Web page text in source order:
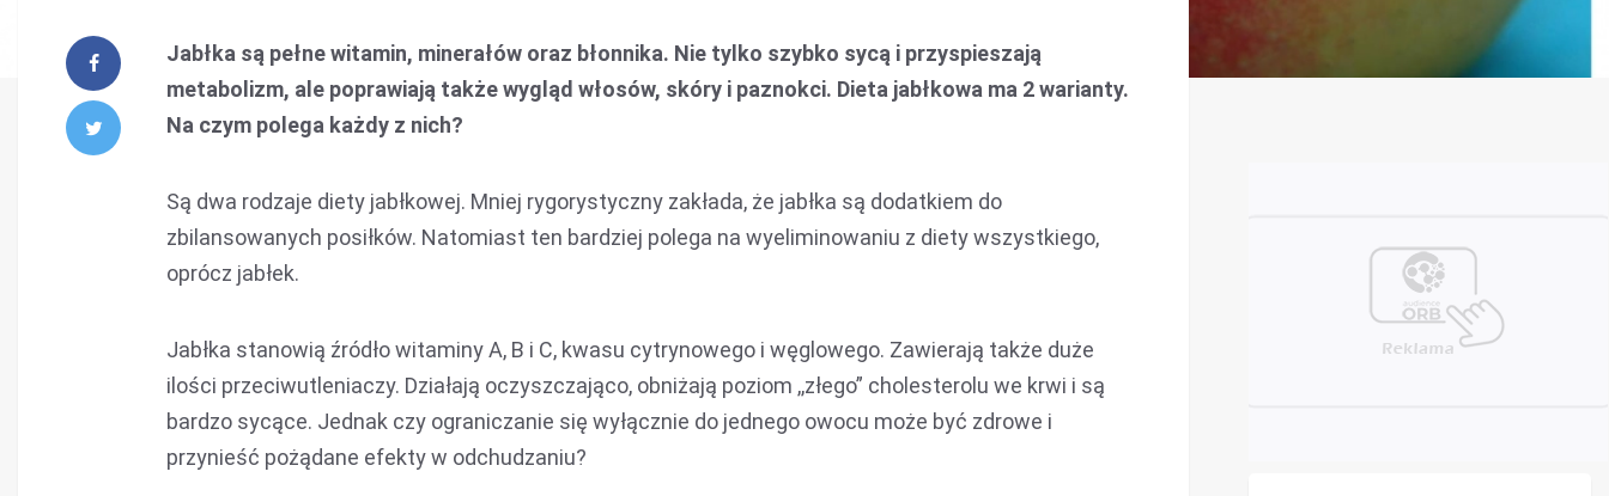
Jabłka są pełne witamin, minerałów oraz błonnika. Nie tylko szybko sycą i przyspieszają
metabolizm, ale poprawiają także wygląd włosów, skóry i paznokci. Dieta jabłkowa ma 2 warianty.
Na czym polega każdy z nich?
Są dwa rodzaje diety jabłkowej. Mniej rygorystyczny zakłada, że jabłka są dodatkiem do
zbilansowanych posiłków. Natomiast ten bardziej polega na wyeliminowaniu z diety wszystkiego,
oprócz jabłek.
Jabłka stanowią źródło witaminy A, B i C, kwasu cytrynowego i węglowego. Zawierają także duże
ilości przeciwutleniaczy. Działają oczyszczająco, obniżają poziom ,,złego” cholesterolu we krwi i są
bardzo sycące. Jednak czy ograniczanie się wyłącznie do jednego owocu może być zdrowe i
przynieść pożądane efekty w odchudzaniu?